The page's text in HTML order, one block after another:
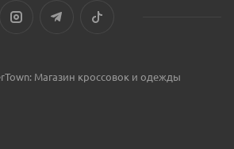
Магазин кроссовок и одежды